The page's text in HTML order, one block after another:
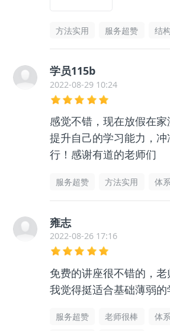
方法实用 服务超赞 结
学员115b
2022-08-29 10:24
感觉不错，现在放假在家
提升自己的学习能力，
行！感谢有道的老师们
服务超赞 方法实用 体
雍志
2022-08-26 17:16
免费的讲座很不错的，老
我觉得挺适合基础薄弱的
服务超赞 老师很棒 体